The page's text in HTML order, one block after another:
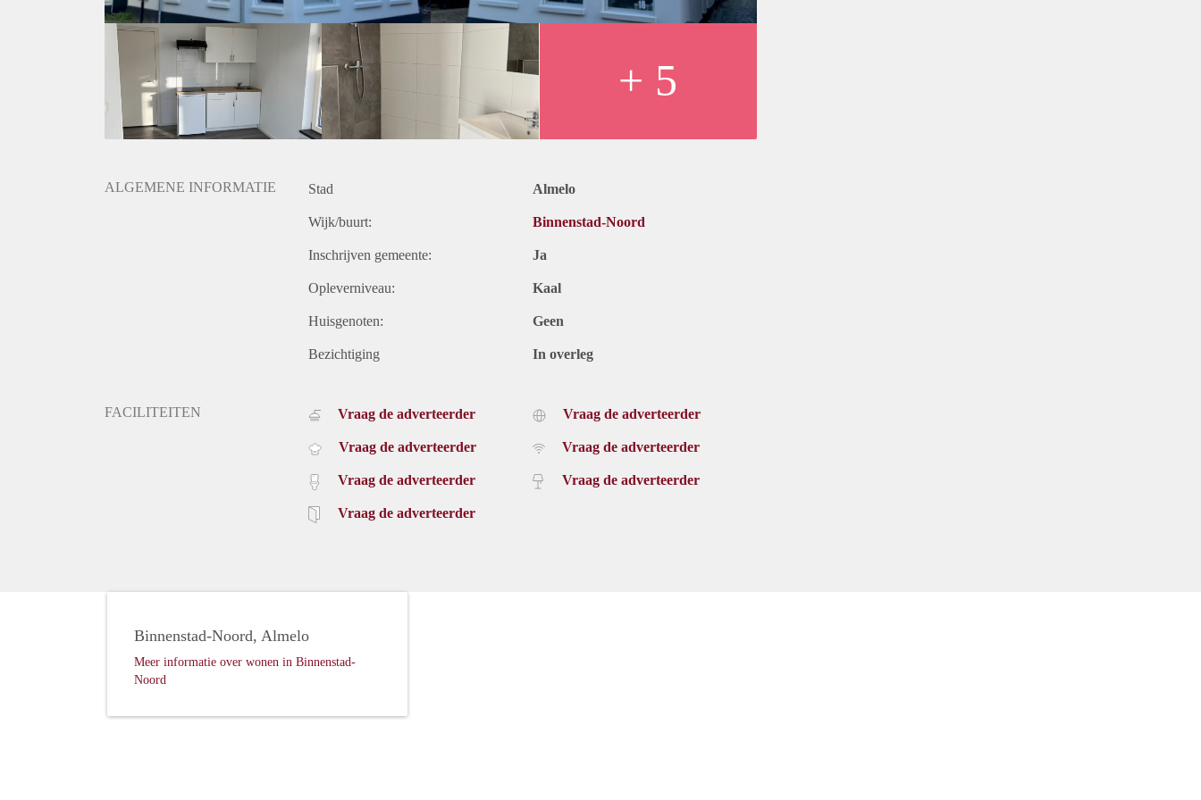
+ 5
ALGEMENE INFORMATIE Stad Almelo
Wijk/buurt: Binnenstad-Noord
Inschrijven gemeente: Ja
Opleverniveau: Kaal
Huisgenoten: Geen
Bezichtiging In overleg
FACILITEITEN Vraag de adverteerder
Vraag de adverteerder
Vraag de adverteerder
Vraag de adverteerder
Vraag de adverteerder
Vraag de adverteerder
Vraag de adverteerder
Binnenstad-Noord, Almelo
Meer informatie over wonen in Binnenstad-
Noord